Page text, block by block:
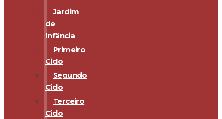
Jardim
de
Infância
Primeiro
Ciclo
Segundo
Ciclo
Terceiro
Ciclo